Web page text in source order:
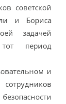
советской
и Бориса
задачей
период
и